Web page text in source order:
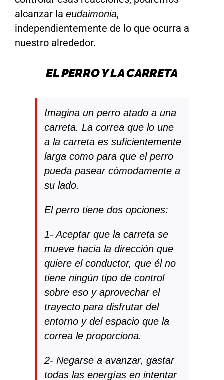
alcanzar la eudaimonia,
independientemente de lo que ocurra a
nuestro alrededor.
EL PERRO Y LA CARRETA
Imagina un perro atado a una
carreta. La correa que lo une
a la carreta es suficientemente
larga como para que el perro
pueda pasear cómodamente a
su lado.
El perro tiene dos opciones:
1- Aceptar que la carreta se
mueve hacia la dirección que
quiere el conductor, que él no
tiene ningún tipo de control
sobre eso y aprovechar el
trayecto para disfrutar del
entorno y del espacio que la
correa le proporciona.
2- Negarse a avanzar, gastar
todas las energías en intentar